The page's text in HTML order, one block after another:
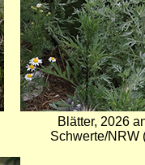
Blätter, 2026
Schwerte/NRW